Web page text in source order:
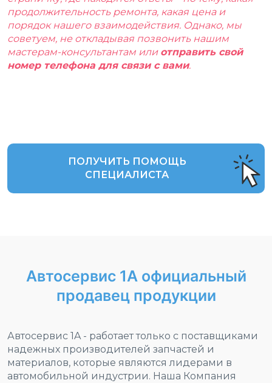
продолжительность ремонта, какая цена и
порядок нашего взаимодействия. Однако, мы
советуем, не откладывая позвонить нашим
мастерам-консультантам или отправить свой
номер телефона для связи с вами.
ПОЛУЧИТЬ ПОМОЩЬ
СПЕЦИАЛИСТА
Автосервис 1А официальный
продавец продукции
Автосервис 1A - работает только с поставщиками
надежных производителей запчастей и
материалов, которые являются лидерами в
автомобильной индустрии. Наша Компания